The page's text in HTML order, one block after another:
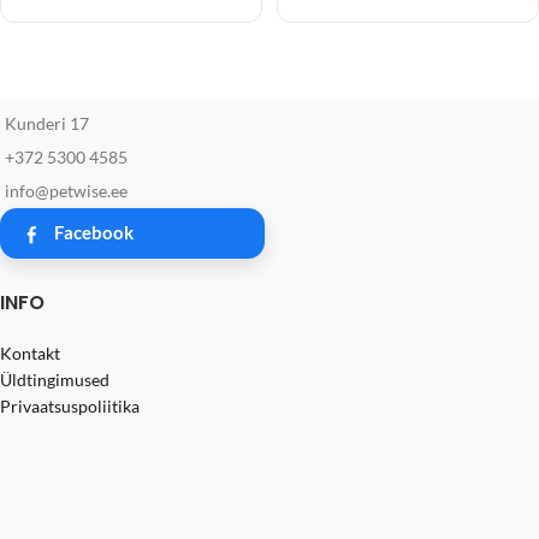
Kunderi 17
+372 5300 4585
info@petwise.ee
Facebook
INFO
Kontakt
Üldtingimused
Privaatsuspoliitika